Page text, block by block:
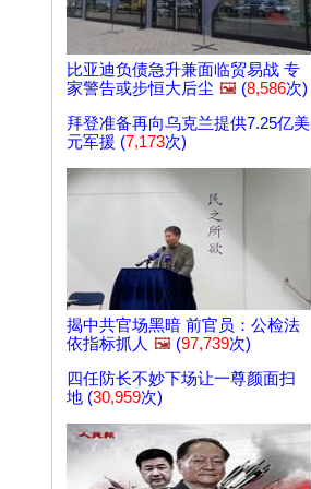
比亚迪负债急升兼面临贸易战 专
家警告或步恒大后尘 🖼️ (8,586次)
拜登准备再向乌克兰提供7.25亿美
元军援 (7,173次)
揭中共官场黑暗 前官员：公检法
依指标抓人 🖼️ (97,739次)
四任防长不妙下场让一尊颜面扫
地 (30,959次)